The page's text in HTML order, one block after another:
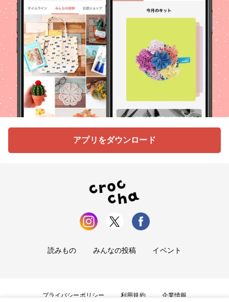
アプリをダウンロード
読みもの みんなの投稿 イベント
プライバシーポリシー 利用規約 企業情報